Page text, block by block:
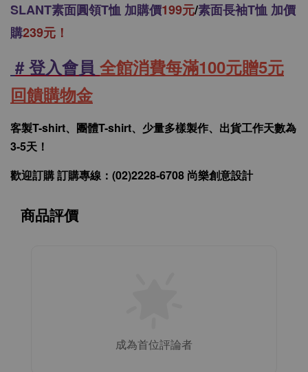
SLANT素面圓領T恤 加購價199元/素面長袖T恤 加價
購239元！
# 登入會員 全館消費每滿100元贈5元
回饋購物金
客製T-shirt、團體T-shirt、少量多樣製作、出貨工作天數為
3-5天！
歡迎訂購 訂購專線：(02)2228-6708 尚樂創意設計
商品評價
成為首位評論者